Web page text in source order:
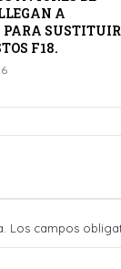
A
SUSTITUIR
F18.
Los campos